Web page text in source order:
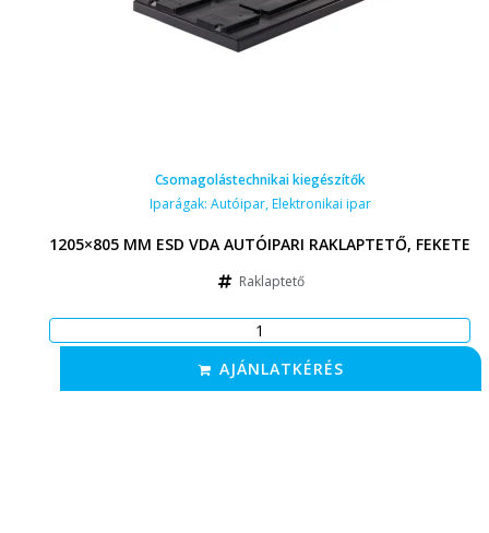
Csomagolástechnikai kiegészítők
Iparágak: Autóipar,Elektronikai ipar
1205×805 MM ESD VDA AUTÓIPARI RAKLAPTETŐ, FEKETE
Raklaptető
AJÁNLATKÉRÉS